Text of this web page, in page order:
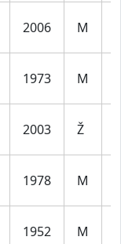
2006 M
1973 M
2003 Ž
1978 M
1952 M